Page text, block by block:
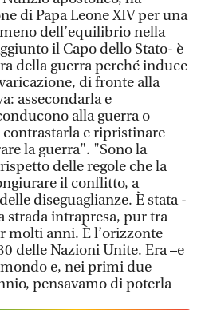
di Papa Leone XIV per una
dell’equilibrio nella
il Capo dello Stato- è
della guerra perché induce
di fronte alla
assecondarla e
alla guerra o
contrastarla e ripristinare
la guerra". "Sono la
delle regole che la
il conflitto, a
diseguaglianze. È stata -
strada intrapresa, pur tra
molti anni. È l’orizzonte
delle Nazioni Unite. Era –e
e, nei primi due
pensavamo di poterla